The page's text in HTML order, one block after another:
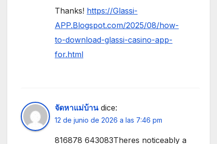
Thanks! https://Glassi-
APP.Blogspot.com/2025/08/how-
to-download-glassi-casino-app-
for.html
จัดหาแม่บ้าน dice:
12 de junio de 2026 a las 7:46 pm
816878 643083Theres noticeably a